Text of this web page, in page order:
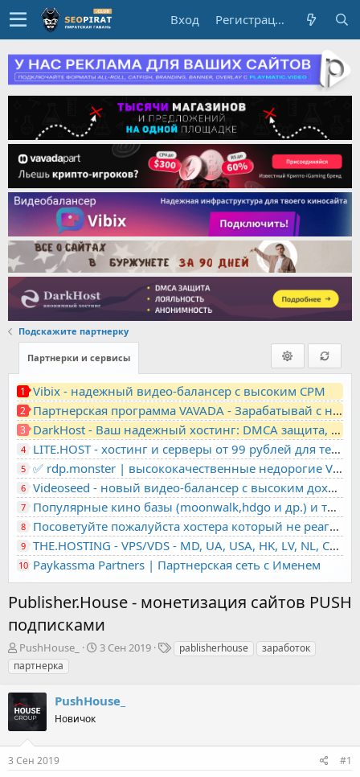
Вход Регистрация
Подскажите партнерку
Партнерки и сервисы
1 Vibix - надежный видео-балансер с высоким CPM
2 Партнерская программа VAVADA - Зарабатывай с нами!
3 DarkHost - Ваш надежный хостинг: DMCA защита, лояльность, анонимность
4 LITE.HOST - хостинг и серверы от 99 рублей для тех, кто любит не переплачивать. Доступ по SSH, поддержка PHP, GIT, COMPOSER, сертификаты Let's Encrypt
5 ✅ rdp.monster | высококачественные недорогие VPS, RDP - выделенные серверы
6 Videoseed - новый видео-балансер с высоким доходом
7 Популярные кино базы (moonwalk,hdgo и др.) и торренты в одном плеере для вашего сайта
8 Посоветуйте пожалуйста хостера который не реагирует на ркн
9 THE.HOSTING - VPS/VDS - MD, UA, USA, HK, LV, NL, CA, DE, SK, CZE, GB, IL, TR, PL, BG, RO, IT, FL, HU, PT.
10 Paykassma Partners | Партнерская сеть с Именем
Publisher.House - монетизация сайтов PUSH
подписками
А
в
т
о
р
т
е
м
ы
PushHouse_
Д
н
а
3 Сен 2019
Т pablisherhouse
заработок
партнерка
PushHouse_
Новичок
3 Сен 2019 #1